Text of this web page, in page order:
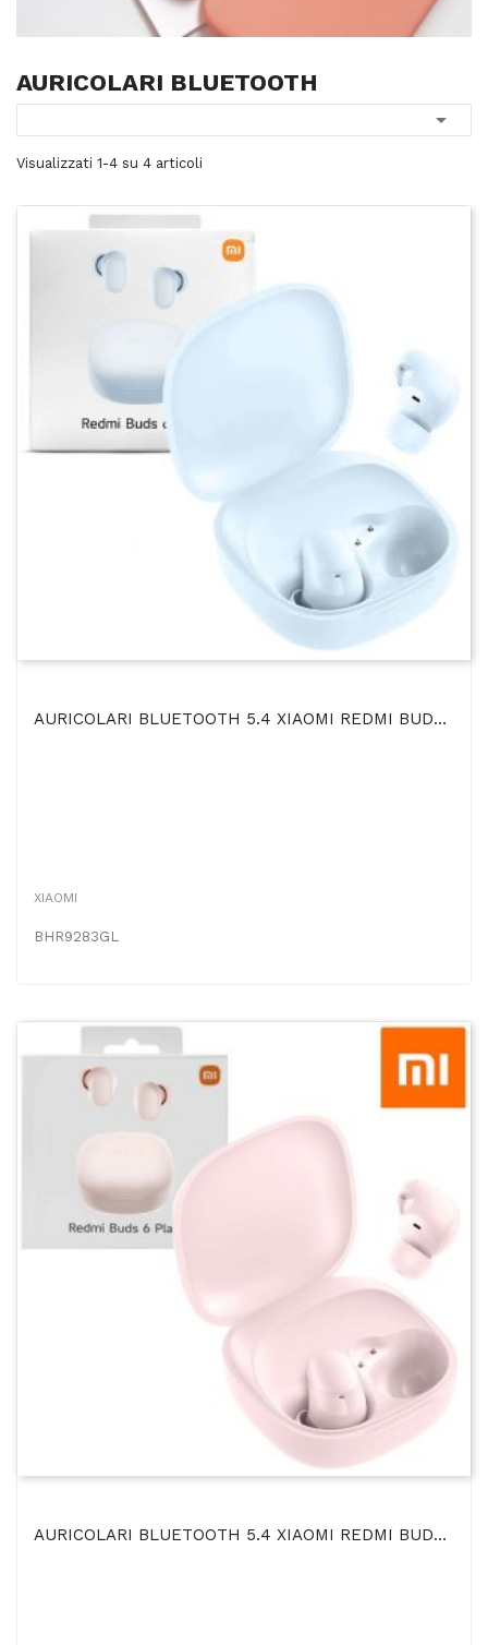
AURICOLARI BLUETOOTH

Visualizzati 1-4 su 4 articoli
AURICOLARI BLUETOOTH 5.4 XIAOMI REDMI BUDS 6 PLAY ULTRALEGGERI, 5 MODALITA' EQ E RIDUZIONE RUMORE...
XIAOMI
BHR9283GL
AURICOLARI BLUETOOTH 5.4 XIAOMI REDMI BUDS 6 PLAY ULTRALEGGERI, 5 MODALITA' EQ E RIDUZIONE RUMORE...